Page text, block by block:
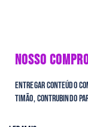
NOSSO
Entregar conteúdo
Timão, contrubindo